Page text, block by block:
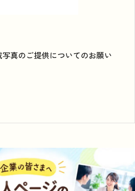
写真のご提供についてのお願い